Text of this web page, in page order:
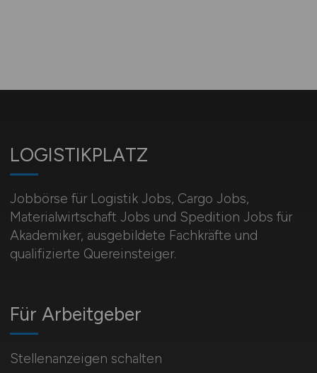
LOGISTIKPLATZ
Jobbörse für Logistik Jobs, Cargo Jobs,
Materialwirtschaft Jobs und Spedition Jobs für
Akademiker, ausgebildete Fachkräfte und
qualifizierte Quereinsteiger.
Für Arbeitgeber
Stellenanzeigen schalten